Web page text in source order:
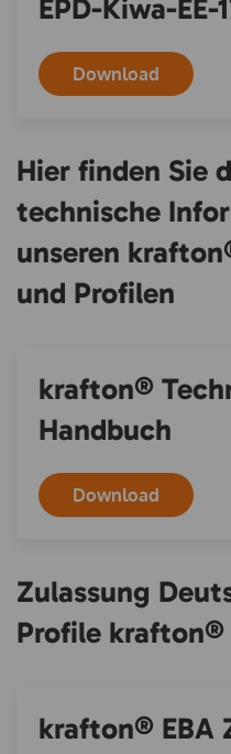
EPD-Kiwa-EE-
Download
Hier finden Sie
technische
unseren
und Profilen
krafton®
Handbuch
Download
Zulassung
Profile krafton®
krafton® EBA